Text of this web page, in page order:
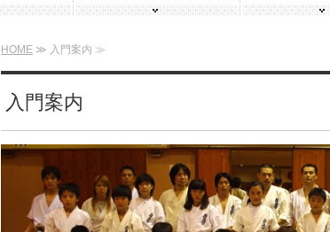
HOME ≫ 入門案内 ≫
入門案内